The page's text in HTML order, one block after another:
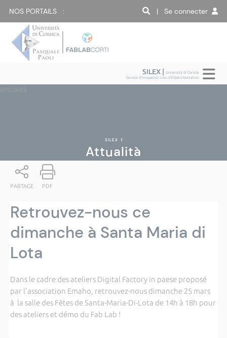
NOS PORTAILS : | Se connecter
SILEX |Università di Corsica
Service d'Innovation Lieu d'EXpérimentation
Attualità
SILEX |
Attualità
PARTAGE PDF
Retrouvez-nous ce
dimanche à Santa Maria di
Lota
Dans le cadre des ateliers Digital Factory in paese proposé
par l'association Emaho, retrouvez-nous dimanche 25 mars
à la salle des Fêtes de Santa-Maria-Di-Lota de 14h à 18h pour
des ateliers et démo du Fab Lab !